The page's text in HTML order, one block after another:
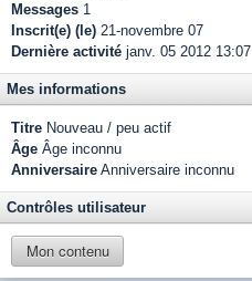
Messages 1
Inscrit(e) (le) 21-novembre 07
Dernière activité janv. 05 2012 13:07
Mes informations
Titre Nouveau / peu actif
Âge Âge inconnu
Anniversaire Anniversaire inconnu
Contrôles utilisateur
Mon contenu